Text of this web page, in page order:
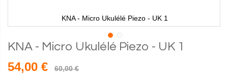
KNA - Micro Ukulélé Piezo - UK 1
KNA - Micro Ukulélé Piezo - UK 1
54,00 € 60,00 €